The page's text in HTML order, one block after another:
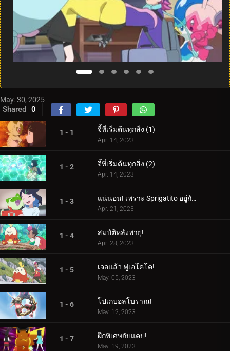
May. 30, 2025
Shared 0
1 - 1 จี้ที่เริ่มต้นทุกสิ่ง (1)
Apr. 14, 2023
1 - 2 จี้ที่เริ่มต้นทุกสิ่ง (2)
Apr. 14, 2023
1 - 3 แน่นอน! เพราะ Sprigatito อยู่กับฉัน!
Apr. 21, 2023
1 - 4 สมบัติหลังพายุ!
Apr. 28, 2023
1 - 5 เจอแล้ว ฟูเอโคโค!
May. 05, 2023
1 - 6 โปเกบอลโบราณ!
May. 12, 2023
1 - 7 ฝึกพิเศษกับแคป!
May. 19, 2023